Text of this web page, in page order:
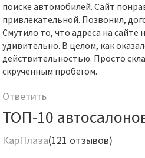
поиске автомобилей. Сайт
привлекательной. Позвонил,
Смутило то, что адреса на сайте
удивительно. В целом, как
действительностью. Просто
скрученным пробегом.
Ответить
ТОП-10
КарПлаза(121 отзывов)